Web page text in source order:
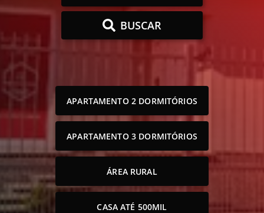
BUSCAR
APARTAMENTO 2 DORMITÓRIOS
APARTAMENTO 3 DORMITÓRIOS
ÁREA RURAL
CASA ATÉ 500MIL